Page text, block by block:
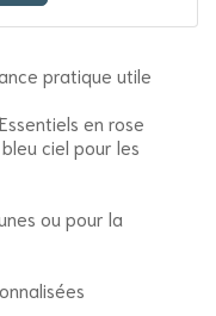
pratique utile
en rose
ciel pour les
ou pour la